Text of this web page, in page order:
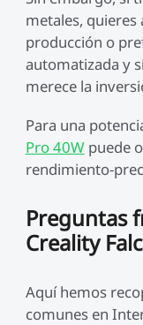
metales,
producción o
automatizada y
merece la
Para una
Pro 40Wpuede
rendimiento-
Preguntas
Creality
Aquí hemos
comunes en